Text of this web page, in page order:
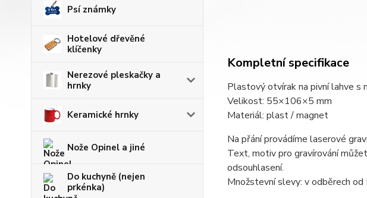
Psí známky
Hotelové dřevěné
klíčenky
Nerezové pleskačky a
hrnky
Keramické hrnky
Nože Opinel a jiné
Do kuchyně (nejen
prkénka)
Kompletní specifikace
Plastový otvírak na pivní lahve s
Velikost: 55×106×5 mm
Materiál: plast / magnet
Na přání provádíme laserové
Text, motiv pro gravírování
odsouhlasení.
Množstevní slevy: v odběrech